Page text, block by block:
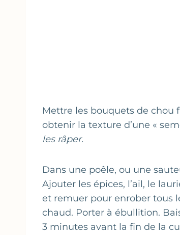
Mettre les bouquets de chou
obtenir la texture d’une «
les râper.
Dans une poêle, ou une
Ajouter les épices, l’ail, le
et remuer pour enrober tous
chaud. Porter à ébullition.
3 minutes avant la fin de la